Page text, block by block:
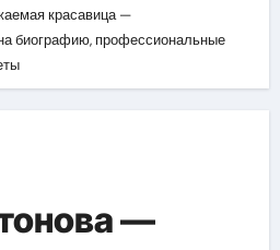
красавица —
биографию, профессиональные
—